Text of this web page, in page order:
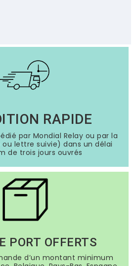
RAPIDE
par Mondial Relay ou par la
lettre suivie) dans un délai
de trois jours ouvrés
PORT OFFERTS
d’un montant minimum